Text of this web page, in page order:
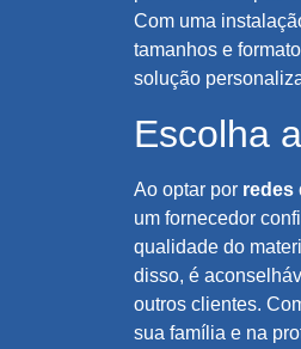
Com uma
tamanhos e
solução
Escolha
Ao optar por redes
um fornecedor
qualidade do
disso, é
outros clientes.
sua família e na